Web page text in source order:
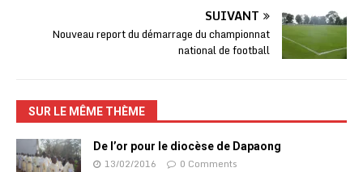
SUIVANT
Nouveau report du démarrage du championnat
national de football
SUR LE MÊME THÈME
De l’or pour le diocèse de Dapaong
13/02/2016 0 Comments